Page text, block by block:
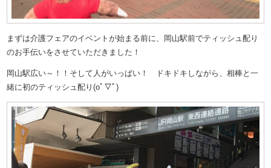
まずは介護フェアのイベントが始まる前に、岡山駅前でティッシュ配り
のお手伝いをさせていただきました！
岡山駅広い～！！そして人がいっぱい！ ドキドキしながら、相棒と一
緒に初のティッシュ配り(oﾟ▽ﾟ)